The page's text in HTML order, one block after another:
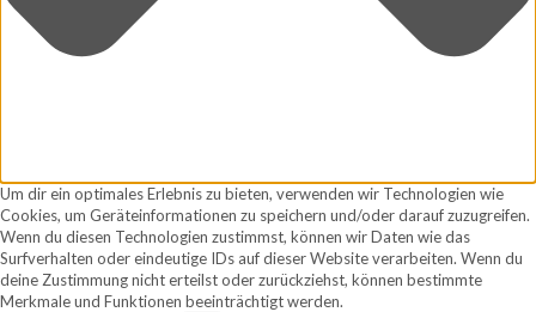
Um dir ein optimales Erlebnis zu bieten, verwenden wir Technologien wie
Cookies, um Geräteinformationen zu speichern und/oder darauf zuzugreifen.
Wenn du diesen Technologien zustimmst, können wir Daten wie das
Surfverhalten oder eindeutige IDs auf dieser Website verarbeiten. Wenn du
deine Zustimmung nicht erteilst oder zurückziehst, können bestimmte
Merkmale und Funktionen beeinträchtigt werden.